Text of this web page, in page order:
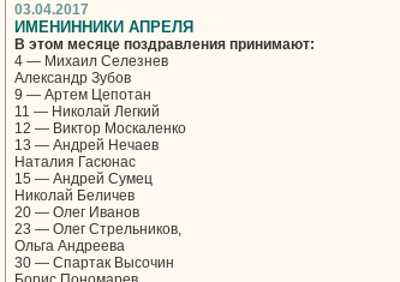
03.04.2017
ИМЕНИННИКИ АПРЕЛЯ
В этом месяце поздравления принимают:
4 — Михаил Селезнев
Александр Зубов
9 — Артем Цепотан
11 — Николай Легкий
12 — Виктор Москаленко
13 — Андрей Нечаев
Наталия Гасюнас
15 — Андрей Сумец
Николай Беличев
20 — Олег Иванов
23 — Олег Стрельников,
Ольга Андреева
30 — Спартак Высочин